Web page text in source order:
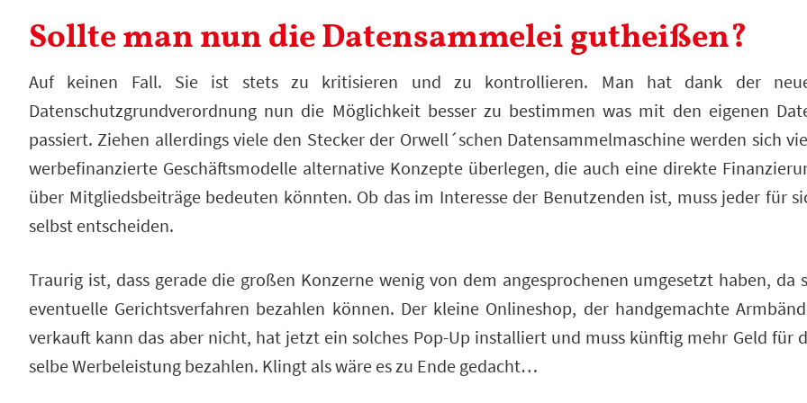
Sollte man nun die Datensammelei gutheißen?
Auf keinen Fall. Sie ist stets zu kritisieren und zu kontrollieren. Man hat dank der
Datenschutzgrundverordnung nun die Möglichkeit besser zu bestimmen was mit den eigenen
passiert. Ziehen allerdings viele den Stecker der Orwell´schen Datensammelmaschine werden sich
werbefinanzierte Geschäftsmodelle alternative Konzepte überlegen, die auch eine direkte
über Mitgliedsbeiträge bedeuten könnten. Ob das im Interesse der Benutzenden ist, muss jeder für
selbst entscheiden.
Traurig ist, dass gerade die großen Konzerne wenig von dem angesprochenen umgesetzt haben, da
eventuelle Gerichtsverfahren bezahlen können. Der kleine Onlineshop, der handgemachte
verkauft kann das aber nicht, hat jetzt ein solches Pop-Up installiert und muss künftig mehr Geld für
selbe Werbeleistung bezahlen. Klingt als wäre es zu Ende gedacht…